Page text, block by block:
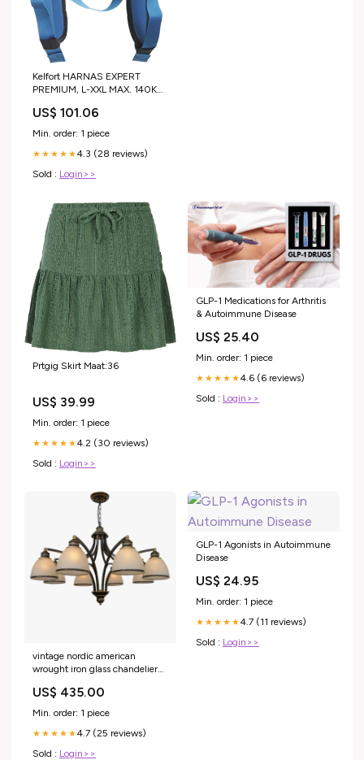
Kelfort HARNAS EXPERT
PREMIUM, L-XXL MAX. 140KG
Powerstation Cashback
US$ 101.06
Min. order: 1 piece
★★★★★4.3 (28 reviews)
Sold : Login>>
Prtgig Skirt Maat:36
US$ 39.99
Min. order: 1 piece
★★★★★4.2 (30 reviews)
Sold : Login>>
GLP-1 Medications for Arthritis
& Autoimmune Disease
US$ 25.40
Min. order: 1 piece
★★★★★4.6 (6 reviews)
Sold : Login>>
vintage nordic american
wrought iron glass chandelier
US$ 435.00
Min. order: 1 piece
★★★★★4.7 (25 reviews)
Sold : Login>>
GLP-1 Agonists in Autoimmune
Disease
US$ 24.95
Min. order: 1 piece
★★★★★4.7 (11 reviews)
Sold : Login>>